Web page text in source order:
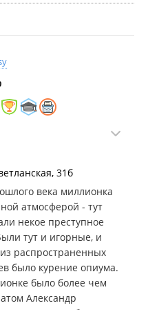
раскрученных
компетенция
отношение только
ребят, которые "явно
и неоправданно
лучший сервис, тут
актуальную и ясную
вопросам,
твоим
всего. Помимо
жижи, в
на протяжении того
парить (в
бросить эту
буду только
Красавцы!
31б
века миллионка
атмосферой - тут
некое преступное
тут и игорные, и
распространенных
было курение опиума.
было более чем
Александр